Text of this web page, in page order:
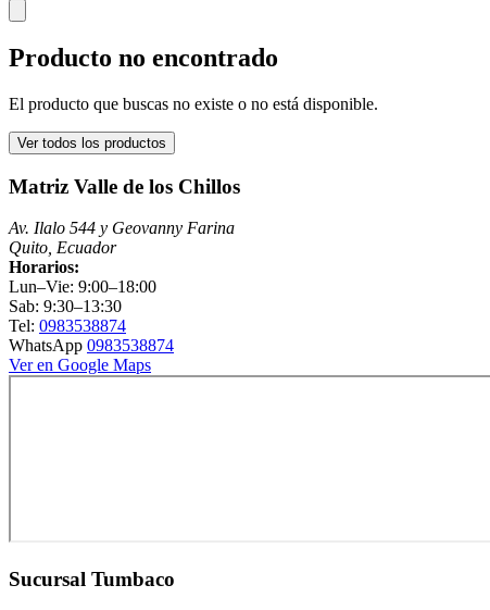
Producto no encontrado
El producto que buscas no existe o no está disponible.
Ver todos los productos
Matriz Valle de los Chillos
Av. Ilalo 544 y Geovanny Farina
Quito, Ecuador
Horarios:
Lun–Vie: 9:00–18:00
Sab: 9:30–13:30
Tel: 0983538874
WhatsApp 0983538874
Ver en Google Maps
Sucursal Tumbaco